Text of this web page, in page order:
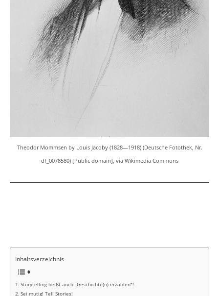
Theodor Mommsen by Louis Jacoby (1828—1918) (Deutsche Fotothek, Nr.
df_0078580) [Public domain], via Wikimedia Commons
Inhaltsverzeichnis
Storytelling heißt auch „Geschichte(n) erzählen“!
Sei mutig! Tell Stories!